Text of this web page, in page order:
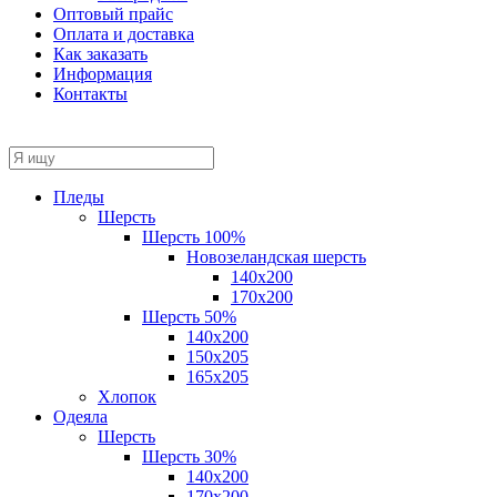
Оптовый прайс
Оплата и доставка
Как заказать
Информация
Контакты
Пледы
Шерсть
Шерсть 100%
Новозеландская шерсть
140х200
170x200
Шерсть 50%
140x200
150х205
165х205
Хлопок
Одеяла
Шерсть
Шерсть 30%
140х200